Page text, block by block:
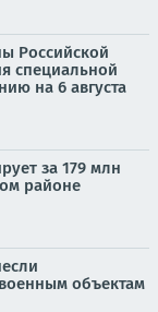
Российской
специальной
на 6 августа
за 179 млн
районе
объектам